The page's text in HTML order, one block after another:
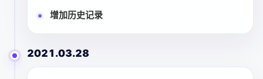
增加历史记录
2021.03.28